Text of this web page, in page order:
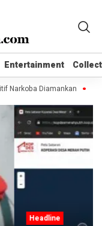
Entertainment
Entertainment
Diamankan